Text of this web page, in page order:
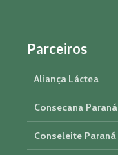
Parceiros
Aliança Láctea
Consecana Paraná
Conseleite Paraná